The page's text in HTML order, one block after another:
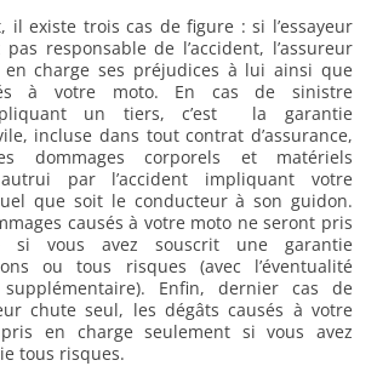
il existe trois cas de figure : si l’essayeur
pas responsable de l’accident, l’assureur
charge ses préjudices à lui ainsi que
à votre moto. En cas de sinistre
un tiers, c’est la garantie
incluse dans tout contrat d’assurance,
dommages corporels et matériels
par l’accident impliquant votre
que soit le conducteur à son guidon.
causés à votre moto ne seront pris
si vous avez souscrit une garantie
ou tous risques (avec l’éventualité
supplémentaire). Enfin, dernier cas de
chute seul, les dégâts causés à votre
en charge seulement si vous avez
tous risques.